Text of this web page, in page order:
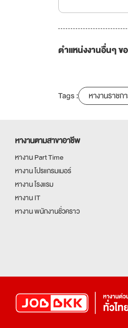
ตำแหน่งงานอื่นๆ ข
Tags : หางานราชก
หางานตามสาขาอาชีพ
หางาน Part Time
หางาน โปรแกรมเมอร์
หางาน โรงแรม
หางาน IT
หางาน พนักงานชั่วคราว